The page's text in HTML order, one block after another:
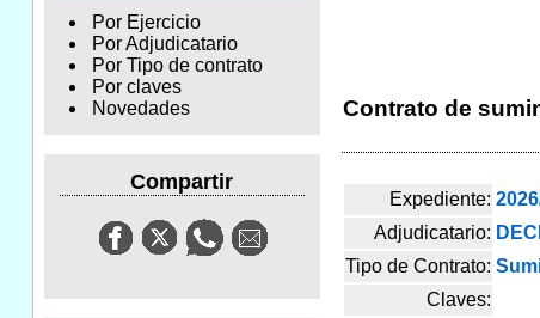
Por Ejercicio
Por Adjudicatario
Por Tipo de contrato
Por claves
Novedades
Compartir
Contrato de
Expediente:
Adjudicatario:
Tipo de Contrato:
Claves: